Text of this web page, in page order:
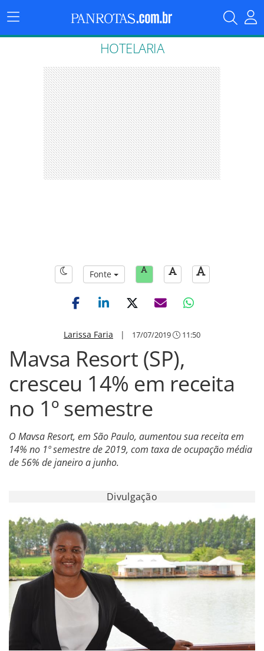
Menu
Principal
HOTELARIA
Fonte
Larissa Faria | 17/07/2019 11:50
Mavsa Resort (SP),
cresceu 14% em receita
no 1º semestre
O Mavsa Resort, em São Paulo, aumentou sua receita em
14% no 1º semestre de 2019, com taxa de ocupação média
de 56% de janeiro a junho.
Divulgação